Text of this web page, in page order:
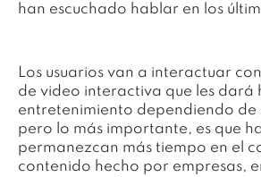
han escuchado hablar en los
Los usuarios van a interactuar
de video interactiva que les dará
entretenimiento dependiendo de
pero lo más importante, es que
permanezcan más tiempo en el
contenido hecho por empresas,